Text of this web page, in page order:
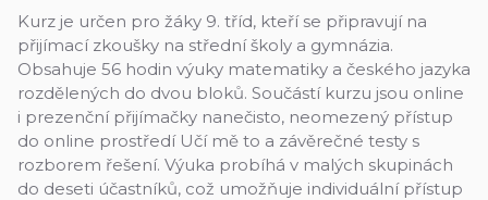
Kurz je určen pro žáky 9. tříd, kteří se připravují na
přijímací zkoušky na střední školy a gymnázia.
Obsahuje 56 hodin výuky matematiky a českého jazyka
rozdělených do dvou bloků. Součástí kurzu jsou online
i prezenční přijímačky nanečisto, neomezený přístup
do online prostředí Učí mě to a závěrečné testy s
rozborem řešení. Výuka probíhá v malých skupinách
do deseti účastníků, což umožňuje individuální přístup